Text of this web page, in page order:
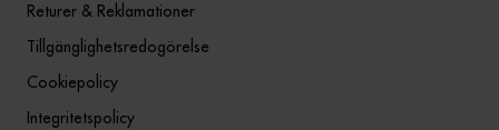
Returer & Reklamationer
Tillgänglighetsredogörelse
Cookiepolicy
Integritetspolicy